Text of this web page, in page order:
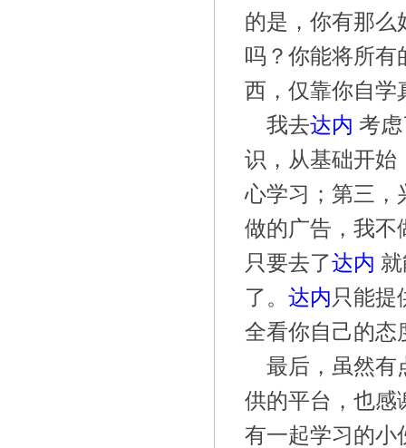
的是，你有那么
吗？你能将所有
西，仅靠你自学
我去达内 考
识，从基础开始
心学习；第三，
做的广告，我不
只要去了达内
了。 达内只能提
全看你自己的态
最后，虽然有
供的平台，也感
有一起学习的小